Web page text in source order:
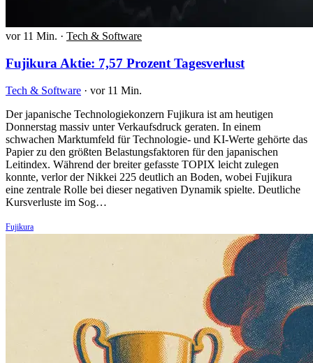
vor 11 Min. · Tech & Software
Fujikura Aktie: 7,57 Prozent Tagesverlust
Tech & Software · vor 11 Min.
Der japanische Technologiekonzern Fujikura ist am heutigen
Donnerstag massiv unter Verkaufsdruck geraten. In einem
schwachen Marktumfeld für Technologie- und KI-Werte gehörte das
Papier zu den größten Belastungsfaktoren für den japanischen
Leitindex. Während der breiter gefasste TOPIX leicht zulegen
konnte, verlor der Nikkei 225 deutlich an Boden, wobei Fujikura
eine zentrale Rolle bei dieser negativen Dynamik spielte. Deutliche
Kursverluste im Sog…
Fujikura